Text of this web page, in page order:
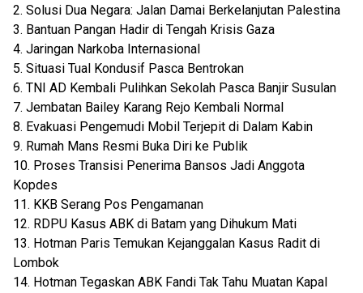
2. Solusi Dua Negara: Jalan Damai Berkelanjutan Palestina
3. Bantuan Pangan Hadir di Tengah Krisis Gaza
4. Jaringan Narkoba Internasional
5. Situasi Tual Kondusif Pasca Bentrokan
6. TNI AD Kembali Pulihkan Sekolah Pasca Banjir Susulan
7. Jembatan Bailey Karang Rejo Kembali Normal
8. Evakuasi Pengemudi Mobil Terjepit di Dalam Kabin
9. Rumah Mans Resmi Buka Diri ke Publik
10. Proses Transisi Penerima Bansos Jadi Anggota
Kopdes
11. KKB Serang Pos Pengamanan
12. RDPU Kasus ABK di Batam yang Dihukum Mati
13. Hotman Paris Temukan Kejanggalan Kasus Radit di
Lombok
14. Hotman Tegaskan ABK Fandi Tak Tahu Muatan Kapal